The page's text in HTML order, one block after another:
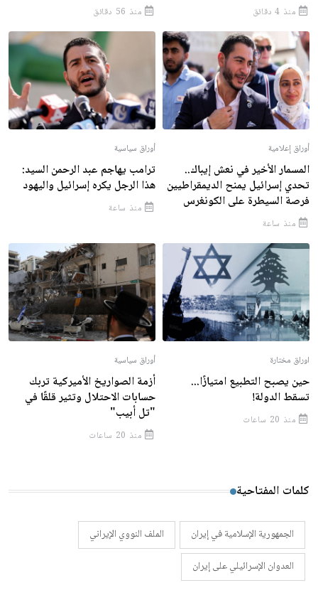
منذ 4 دقائق منذ 56 دقائق
أوراق إعلامية
المسمار الأخير في نعش إيباك..
تحدي إسرائيل يمنح الديمقراطيين
فرصة السيطرة على الكونغرس
منذ ساعة
أوراق سياسية
ترامب يهاجم عبد الرحمن السيد:
هذا الرجل يكره إسرائيل واليهود
منذ ساعة
اوراق مختارة
حين يصبح التطبيع امتيازًا...
تسقط الدولة!
منذ 20 ساعات
أوراق سياسية
أزمة الصواريخ الأميركية تربك
حسابات الاحتلال وتثير قلقًا في
"تل أبيب"
منذ 20 ساعات
كلمات المفتاحية
الجمهورية الإسلامية في إيران
الملف النووي الإيراني
العدوان الإسرائيلي على إيران